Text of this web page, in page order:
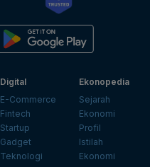
Digital
E-Commerce
Fintech
Startup
Gadget
Teknologi
Ekonopedia
Sejarah
Ekonomi
Profil
Istilah
Ekonomi